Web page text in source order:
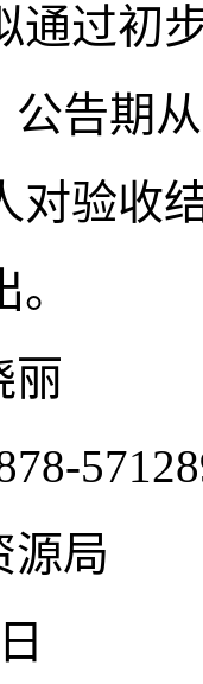
通过初
告期
对验收
丽
源局